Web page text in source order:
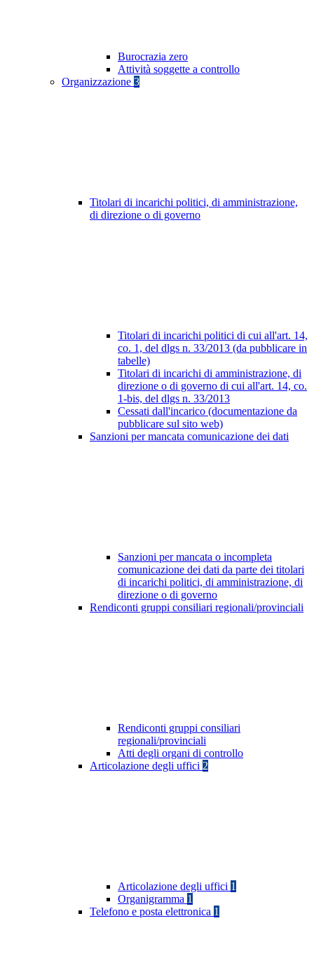
Burocrazia zero
Attività soggette a controllo
Organizzazione 3
Titolari di incarichi politici, di amministrazione,
di direzione o di governo
Titolari di incarichi politici di cui all'art. 14,
co. 1, del dlgs n. 33/2013 (da pubblicare in
tabelle)
Titolari di incarichi di amministrazione, di
direzione o di governo di cui all'art. 14, co.
1-bis, del dlgs n. 33/2013
Cessati dall'incarico (documentazione da
pubblicare sul sito web)
Sanzioni per mancata comunicazione dei dati
Sanzioni per mancata o incompleta
comunicazione dei dati da parte dei titolari
di incarichi politici, di amministrazione, di
direzione o di governo
Rendiconti gruppi consiliari regionali/provinciali
Rendiconti gruppi consiliari
regionali/provinciali
Atti degli organi di controllo
Articolazione degli uffici 2
Articolazione degli uffici 1
Organigramma 1
Telefono e posta elettronica 1